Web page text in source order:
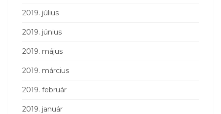
2019. július
2019. június
2019. május
2019. március
2019. február
2019. január